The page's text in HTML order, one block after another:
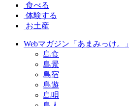
食べる
体験する
お土産
Webマガジン「あまみっけ。」
島食
島景
島宿
島遊
島唄